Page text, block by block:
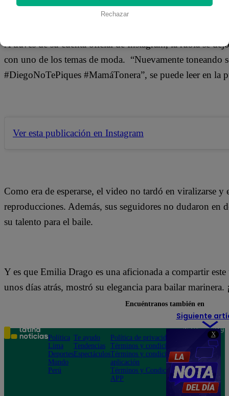
X
A través de su cuenta oficial de Instagram, la rubia se
con uno de los temas de moda. “Nuevamente
#DiegoNoTePiques #MamáTonera”, se puede leer en la
Ver esta publicación en Instagram
Como era de esperarse, el video no tardó en viralizarse
reproducciones. Además, sus seguidores no dudaron en
su talento para el baile.
Y es que Emilia Drago es una aficionada a compartir
unos días atrás, mostró su elegancia para bailar marinera.
Siguiente
Rechazar
Encuéntranos también en
Política
Lima
Deportes
Mundo
Perú
Te ayudo
Tendencias
Espectáculos
Política de privacidad
Términos y condiciones
Términos y condiciones
aplicación
Términos y Condiciones
APP
Teléfono: 219
Av. San
Felipe 968
Jesús María